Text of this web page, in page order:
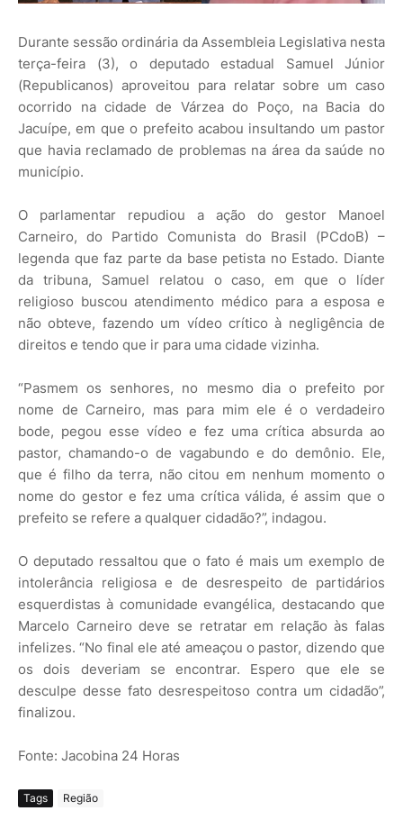
Durante sessão ordinária da Assembleia Legislativa nesta
terça-feira (3), o deputado estadual Samuel Júnior
(Republicanos) aproveitou para relatar sobre um caso
ocorrido na cidade de Várzea do Poço, na Bacia do
Jacuípe, em que o prefeito acabou insultando um pastor
que havia reclamado de problemas na área da saúde no
município.
O parlamentar repudiou a ação do gestor Manoel
Carneiro, do Partido Comunista do Brasil (PCdoB) –
legenda que faz parte da base petista no Estado. Diante
da tribuna, Samuel relatou o caso, em que o líder
religioso buscou atendimento médico para a esposa e
não obteve, fazendo um vídeo crítico à negligência de
direitos e tendo que ir para uma cidade vizinha.
“Pasmem os senhores, no mesmo dia o prefeito por
nome de Carneiro, mas para mim ele é o verdadeiro
bode, pegou esse vídeo e fez uma crítica absurda ao
pastor, chamando-o de vagabundo e do demônio. Ele,
que é filho da terra, não citou em nenhum momento o
nome do gestor e fez uma crítica válida, é assim que o
prefeito se refere a qualquer cidadão?”, indagou.
O deputado ressaltou que o fato é mais um exemplo de
intolerância religiosa e de desrespeito de partidários
esquerdistas à comunidade evangélica, destacando que
Marcelo Carneiro deve se retratar em relação às falas
infelizes. “No final ele até ameaçou o pastor, dizendo que
os dois deveriam se encontrar. Espero que ele se
desculpe desse fato desrespeitoso contra um cidadão”,
finalizou.
Fonte: Jacobina 24 Horas
Tags Região